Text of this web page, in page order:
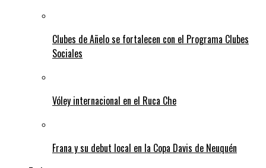
Clubes de Añelo se fortalecen con el Programa Clubes
Sociales
Vóley internacional en el Ruca Che
Frana y su debut local en la Copa Davis de Neuquén